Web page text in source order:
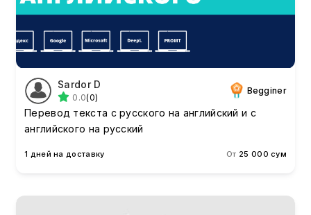
Sardor D
0.0(0)
Begginer
Перевод текста с русского на английский и с
английского на русский
1 дней на доставку От 25 000 сум